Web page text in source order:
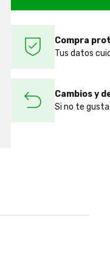
Compra
Tus datos
Cambios y
Si no te